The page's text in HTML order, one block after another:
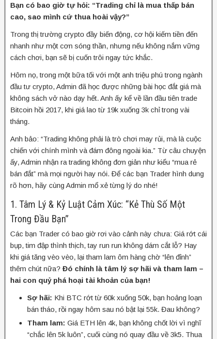
Bạn có bao giờ tự hỏi: “Trading chỉ là mua thấp bán
cao, sao mình cứ thua hoài vậy?”
Trong thị trường crypto đầy biến động, cơ hội kiếm tiền đến
nhanh như một cơn sóng thần, nhưng nếu không nắm vững
cách chơi, bạn sẽ bị cuốn trôi ngay tức khắc.
Hôm nọ, trong một bữa tối với một anh triệu phú trong ngành
đầu tư crypto, Admin đã học được những bài học đắt giá mà
không sách vở nào dạy hết. Anh ấy kể về lần đầu tiên trade
Bitcoin hồi 2017, khi giá lao từ 19k xuống 3k chỉ trong vài
tháng.
Anh bảo: “Trading không phải là trò chơi may rủi, mà là cuộc
chiến với chính mình và đám đông ngoài kia.” Từ câu chuyện
ấy, Admin nhận ra trading không đơn giản như kiểu “mua rẻ
bán đắt” mà mọi người hay nói. Để các bạn Trader hình dung
rõ hơn, hãy cùng Admin mổ xẻ từng lý do nhé!
1. Tâm Lý & Kỷ Luật Cảm Xúc: “Kẻ Thù Số Một
Trong Đầu Bạn”
Các bạn Trader có bao giờ rơi vào cảnh này chưa: Giá rớt cái
bụp, tim đập thình thịch, tay run run không dám cắt lỗ? Hay
khi giá tăng vèo vèo, lại tham lam ôm hàng chờ “lên đỉnh”
thêm chút nữa? Đó chính là tâm lý sợ hãi và tham lam –
hai con quỷ phá hoại tài khoản của bạn!
Sợ hãi: Khi BTC rớt từ 60k xuống 50k, bạn hoảng loạn
bán tháo, rồi ngay hôm sau nó bật lại 55k. Đau không?
Tham lam: Giá ETH lên 4k, bạn không chốt lời vì nghĩ
“chắc lên 5k luôn”, cuối cùng nó quay đầu về 3k5. Thua